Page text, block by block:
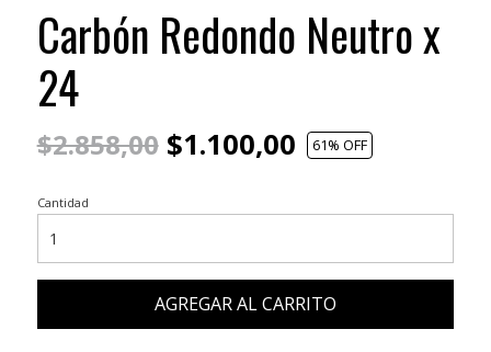
Carbón Redondo Neutro x
24
$2.858,00$1.100,00 61% OFF
Cantidad
AGREGAR AL CARRITO